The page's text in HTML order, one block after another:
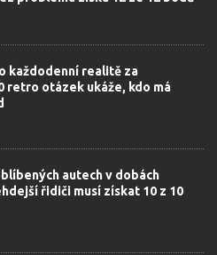
každodenní realitě za
retro otázek ukáže, kdo má
autech v dobách
řidiči musí získat 10 z 10